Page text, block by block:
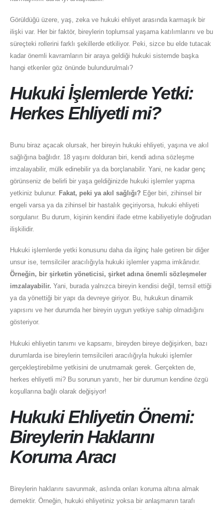
Görüldüğü üzere, yaş, zeka ve hukuki ehliyet arasında karmaşık bir
ilişki var. Her bir faktör, bireylerin toplumsal yaşama katılımlarını ve bu
süreçteki rollerini farklı şekillerde etkiliyor. Peki, sizce bu elde tutacak
kadar önemli kavramların bir araya geldiği hukuki sistemde başka
hangi etkenler göz önünde bulundurulmalı?
Hukuki İşlemlerde Yetki:
Herkes Ehliyetli mi?
Bunu biraz açacak olursak, her bireyin hukuki ehliyeti, yaşına ve akıl
sağlığına bağlıdır. 18 yaşını dolduran biri, kendi adına sözleşme
imzalayabilir, mülk edinebilir ya da borçlanabilir. Yani, ne kadar genç
görünseniz de belirli bir yaşa geldiğinizde hukuki işlemler yapma
yetkiniz bulunur. Fakat, peki ya akıl sağlığı? Eğer biri, zihinsel bir
engeli varsa ya da zihinsel bir hastalık geçiriyorsa, hukuki ehliyeti
sorgulanır. Bu durum, kişinin kendini ifade etme kabiliyetiyle doğrudan
ilişkilidir.
Hukuki işlemlerde yetki konusunu daha da ilginç hale getiren bir diğer
unsur ise, temsilciler aracılığıyla hukuki işlemler yapma imkânıdır.
Örneğin, bir şirketin yöneticisi, şirket adına önemli sözleşmeler
imzalayabilir. Yani, burada yalnızca bireyin kendisi değil, temsil ettiği
ya da yönettiği bir yapı da devreye giriyor. Bu, hukukun dinamik
yapısını ve her durumda her bireyin uygun yetkiye sahip olmadığını
gösteriyor.
Hukuki ehliyetin tanımı ve kapsamı, bireyden bireye değişirken, bazı
durumlarda ise bireylerin temsilcileri aracılığıyla hukuki işlemler
gerçekleştirebilme yetkisini de unutmamak gerek. Gerçekten de,
herkes ehliyetli mi? Bu sorunun yanıtı, her bir durumun kendine özgü
koşullarına bağlı olarak değişiyor!
Hukuki Ehliyetin Önemi:
Bireylerin Haklarını
Koruma Aracı
Bireylerin haklarını savunmak, aslında onları koruma altına almak
demektir. Örneğin, hukuki ehliyetiniz yoksa bir anlaşmanın tarafı